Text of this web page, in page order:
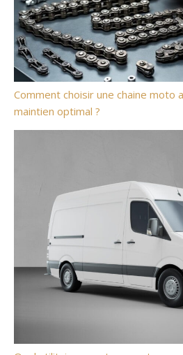
Comment choisir une chaine moto
maintien optimal ?